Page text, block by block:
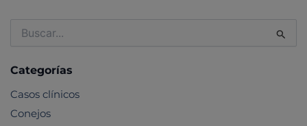
por:
Categorías
Casos clínicos
Conejos